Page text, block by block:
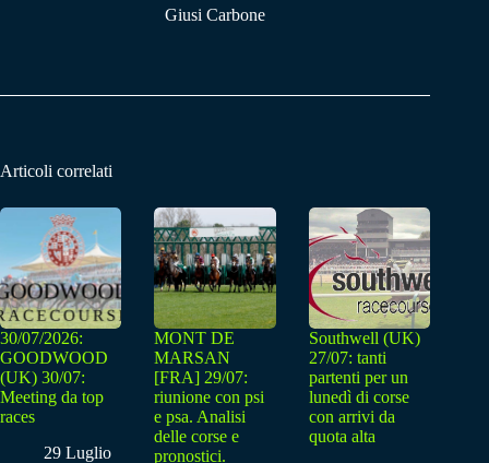
Giusi Carbone
Articoli correlati
30/07/2026:
GOODWOOD
(UK) 30/07:
Meeting da top
races
29 Luglio
MONT DE
MARSAN
[FRA] 29/07:
riunione con psi
e psa. Analisi
delle corse e
pronostici.
Southwell (UK)
27/07: tanti
partenti per un
lunedì di corse
con arrivi da
quota alta